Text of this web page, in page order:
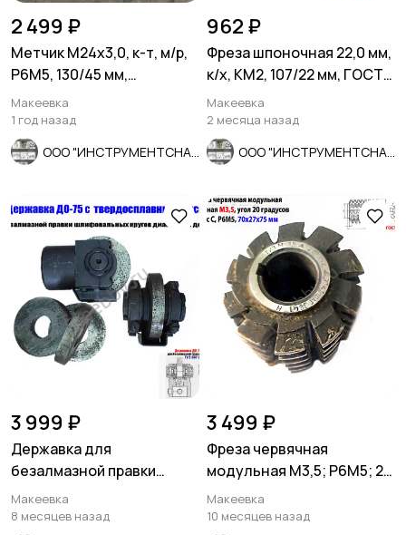
2 499 ₽
Метчик М24х3,0, к-т, м/р,
Р6М5, 130/45 мм,
основной шаг,
шлифованный.
Макеевка
1 год назад
962 ₽
Фреза шпоночная 22,0 мм,
к/х, КМ2, 107/22 мм, ГОСТ
9140-78 ВИЗ, СССР
Макеевка
2 месяца назад
3 999 ₽
Державка для
безалмазной правки
шлифовальных кругов
ДО-75 с кругом.
Макеевка
8 месяцев назад
3 499 ₽
Фреза червячная
модульная М3,5; Р6М5; 20
гр, класс С, 3°4'; 70х27х75.
Макеевка
10 месяцев назад